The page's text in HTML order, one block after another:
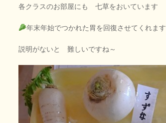
各クラスのお部屋にも 七草をおいています
年末年始でつかれた胃を回復させてくれます
説明がないと 難しいですね～